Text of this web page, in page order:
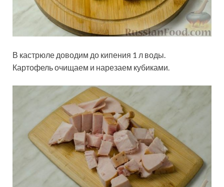
В кастрюле доводим до кипения 1 л воды.
Картофель очищаем и нарезаем кубиками.